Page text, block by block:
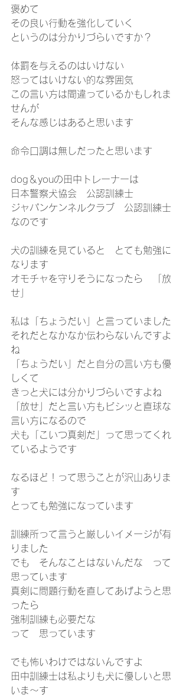
褒めて
その良い行動を強化していく
というのは分かりづらいですか？
体罰を与えるのはいけない
怒ってはいけない的な雰囲気
この言い方は間違っているかもしれま
せんが
そんな感じはあると思います
命令口調は無しだったと思います
dog＆youの田中トレーナーは
日本警察犬協会　公認訓練士
ジャパンケンネルクラブ　公認訓練士
なのです
犬の訓練を見ていると　とても勉強に
なります
オモチャを守りそうになったら　「放
せ」
私は「ちょうだい」と言っていました
それだとなかなか伝わらないんですよ
ね
「ちょうだい」だと自分の言い方も優
しくて
きっと犬には分かりづらいですよね
「放せ」だと言い方もビシッと直球な
言い方になるので
犬も「こいつ真剣だ」って思ってくれ
ているようです
なるほど！って思うことが沢山ありま
す
とっても勉強になっています
訓練所って言うと厳しいイメージが有
りました
でも　そんなことはないんだな　って
思っています
真剣に問題行動を直してあげようと思
ったら
強制訓練も必要だな
って　思っています
でも怖いわけではないんですよ
田中訓練士は私よりも犬に優しいと思
いま～す